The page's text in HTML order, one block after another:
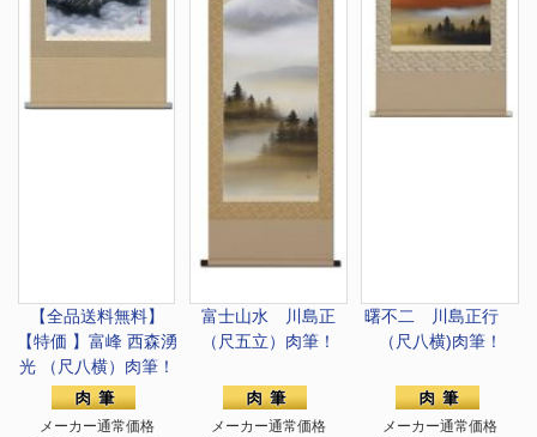
【全品送料無料】
【特価 】 富峰 西森湧
光 （尺八横）肉筆！
メーカー通常価格
富士山水 川島正
（尺五立）肉筆！
メーカー通常価格
曙不二 川島正行
（尺八横)肉筆！
メーカー通常価格